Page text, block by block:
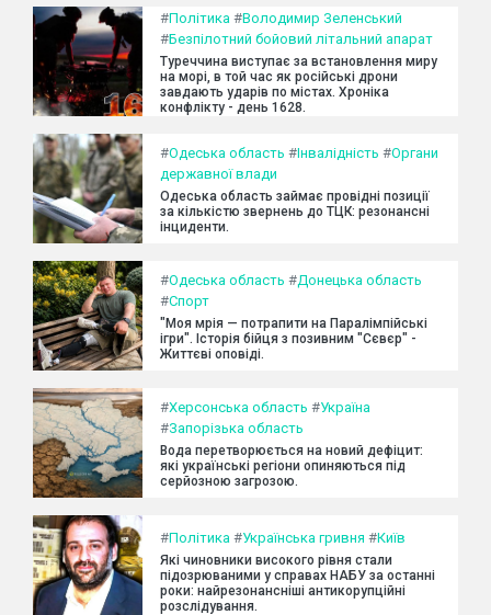
#Політика #Володимир Зеленський
#Безпілотний бойовий літальний апарат
Туреччина виступає за встановлення миру
на морі, в той час як російські дрони
завдають ударів по містах. Хроніка
конфлікту - день 1628.
#Одеська область #Інвалідність #Органи
державної влади
Одеська область займає провідні позиції
за кількістю звернень до ТЦК: резонансні
інциденти.
#Одеська область #Донецька область
#Спорт
"Моя мрія — потрапити на Паралімпійські
ігри". Історія бійця з позивним "Сєвєр" -
Життєві оповіді.
#Херсонська область #Україна
#Запорізька область
Вода перетворюється на новий дефіцит:
які українські регіони опиняються під
серйозною загрозою.
#Політика #Українська гривня #Київ
Які чиновники високого рівня стали
підозрюваними у справах НАБУ за останні
роки: найрезонансніші антикорупційні
розслідування.